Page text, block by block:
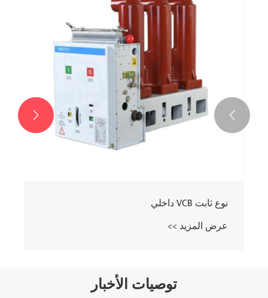
نوع ثابت VCB داخلي
عرض المزيد >>


توصيات الأخبار